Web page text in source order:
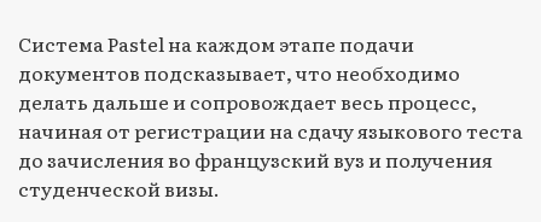
Cистема Pastel на каждом этапе подачи
документов подсказывает, что необходимо
делать дальше и сопровождает весь процесс,
начиная от регистрации на сдачу языкового теста
до зачисления во французский вуз и получения
студенческой визы.